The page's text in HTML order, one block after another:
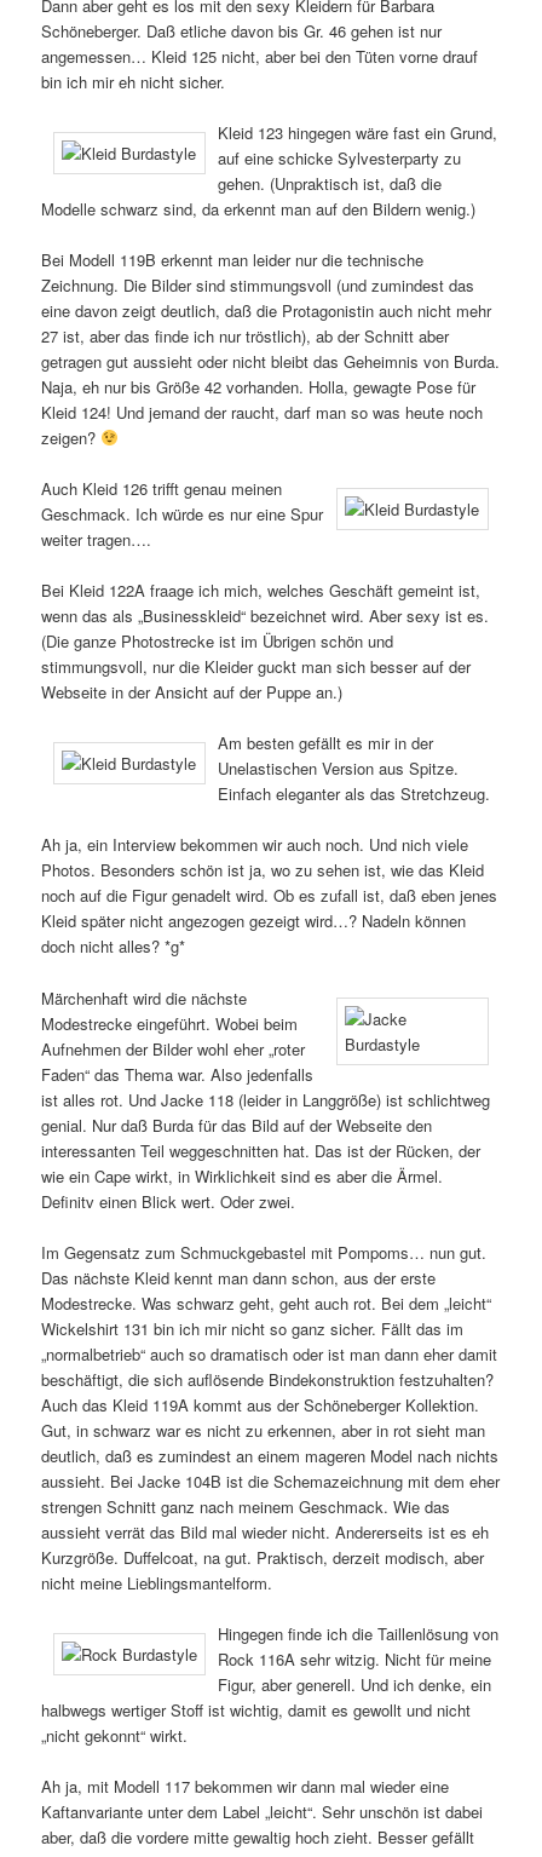
Dann aber geht es los mit den sexy Kleidern für Barbara
Schöneberger. Daß etliche davon bis Gr. 46 gehen ist nur
angemessen… Kleid 125 nicht, aber bei den Tüten vorne drauf
bin ich mir eh nicht sicher.
Kleid 123 hingegen wäre fast ein Grund,
auf eine schicke Sylvesterparty zu
gehen. (Unpraktisch ist, daß die
Modelle schwarz sind, da erkennt man auf den Bildern wenig.)
Bei Modell 119B erkennt man leider nur die technische
Zeichnung. Die Bilder sind stimmungsvoll (und zumindest das
eine davon zeigt deutlich, daß die Protagonistin auch nicht mehr
27 ist, aber das finde ich nur tröstlich), ab der Schnitt aber
getragen gut aussieht oder nicht bleibt das Geheimnis von Burda.
Naja, eh nur bis Größe 42 vorhanden. Holla, gewagte Pose für
Kleid 124! Und jemand der raucht, darf man so was heute noch
zeigen?
Auch Kleid 126 trifft genau meinen
Geschmack. Ich würde es nur eine Spur
weiter tragen….
Bei Kleid 122A fraage ich mich, welches Geschäft gemeint ist,
wenn das als „Businesskleid“ bezeichnet wird. Aber sexy ist es.
(Die ganze Photostrecke ist im Übrigen schön und
stimmungsvoll, nur die Kleider guckt man sich besser auf der
Webseite in der Ansicht auf der Puppe an.)
Am besten gefällt es mir in der
Unelastischen Version aus Spitze.
Einfach eleganter als das Stretchzeug.
Ah ja, ein Interview bekommen wir auch noch. Und nich viele
Photos. Besonders schön ist ja, wo zu sehen ist, wie das Kleid
noch auf die Figur genadelt wird. Ob es zufall ist, daß eben jenes
Kleid später nicht angezogen gezeigt wird…? Nadeln können
doch nicht alles? *g*
Märchenhaft wird die nächste
Modestrecke eingeführt. Wobei beim
Aufnehmen der Bilder wohl eher „roter
Faden“ das Thema war. Also jedenfalls
ist alles rot. Und Jacke 118 (leider in Langgröße) ist schlichtweg
genial. Nur daß Burda für das Bild auf der Webseite den
interessanten Teil weggeschnitten hat. Das ist der Rücken, der
wie ein Cape wirkt, in Wirklichkeit sind es aber die Ärmel.
Definitv einen Blick wert. Oder zwei.
Im Gegensatz zum Schmuckgebastel mit Pompoms… nun gut.
Das nächste Kleid kennt man dann schon, aus der erste
Modestrecke. Was schwarz geht, geht auch rot. Bei dem „leicht“
Wickelshirt 131 bin ich mir nicht so ganz sicher. Fällt das im
„normalbetrieb“ auch so dramatisch oder ist man dann eher damit
beschäftigt, die sich auflösende Bindekonstruktion festzuhalten?
Auch das Kleid 119A kommt aus der Schöneberger Kollektion.
Gut, in schwarz war es nicht zu erkennen, aber in rot sieht man
deutlich, daß es zumindest an einem mageren Model nach nichts
aussieht. Bei Jacke 104B ist die Schemazeichnung mit dem eher
strengen Schnitt ganz nach meinem Geschmack. Wie das
aussieht verrät das Bild mal wieder nicht. Andererseits ist es eh
Kurzgröße. Duffelcoat, na gut. Praktisch, derzeit modisch, aber
nicht meine Lieblingsmantelform.
Hingegen finde ich die Taillenlösung von
Rock 116A sehr witzig. Nicht für meine
Figur, aber generell. Und ich denke, ein
halbwegs wertiger Stoff ist wichtig, damit es gewollt und nicht
„nicht gekonnt“ wirkt.
Ah ja, mit Modell 117 bekommen wir dann mal wieder eine
Kaftanvariante unter dem Label „leicht“. Sehr unschön ist dabei
aber, daß die vordere mitte gewaltig hoch zieht. Besser gefällt